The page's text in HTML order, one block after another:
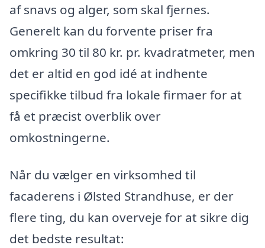
af snavs og alger, som skal fjernes.
Generelt kan du forvente priser fra
omkring 30 til 80 kr. pr. kvadratmeter, men
det er altid en god idé at indhente
specifikke tilbud fra lokale firmaer for at
få et præcist overblik over
omkostningerne.
Når du vælger en virksomhed til
facaderens i Ølsted Strandhuse, er der
flere ting, du kan overveje for at sikre dig
det bedste resultat: